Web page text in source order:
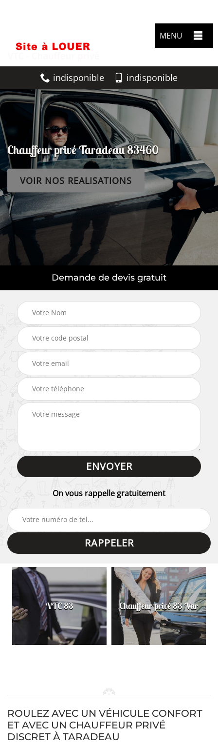
MENU
indisponible indisponible
Chauffeur privé Taradeau 83460
VOIR NOS REALISATIONS
Demande de devis gratuit
On vous rappelle gratuitement
VTC 83 Chauffeur privé 83 Var
ROULEZ AVEC UN VÉHICULE CONFORT
ET AVEC UN CHAUFFEUR PRIVÉ
DISCRET À TARADEAU